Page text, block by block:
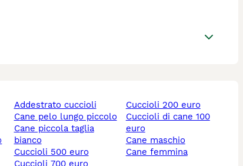
addestrato cuccioli
cane pelo lungo piccolo
cane piccola taglia
bianco
cuccioli 500 euro
cuccioli 200 euro
cuccioli di cane 100
euro
cane maschio
cane femmina